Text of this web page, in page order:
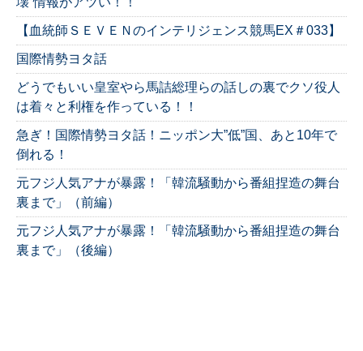
【血統師ＳＥＶＥＮのインテリジェンス競馬EX＃033】
国際情勢ヨタ話
どうでもいい皇室やら馬詰総理らの話しの裏でクソ役人
は着々と利権を作っている！！
急ぎ！国際情勢ヨタ話！ニッポン大”低”国、あと10年で
倒れる！
元フジ人気アナが暴露！「韓流騒動から番組捏造の舞台
裏まで」（前編）
元フジ人気アナが暴露！「韓流騒動から番組捏造の舞台
裏まで」（後編）